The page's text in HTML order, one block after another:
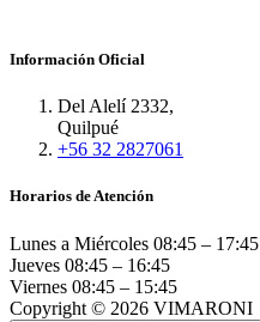
Información Oficial
Del Alelí 2332,
Quilpué
+56 32 2827061
Horarios de Atención
Lunes a Miércoles 08:45 – 17:45
Jueves 08:45 – 16:45
Viernes 08:45 – 15:45
Copyright © 2026 VIMARONI